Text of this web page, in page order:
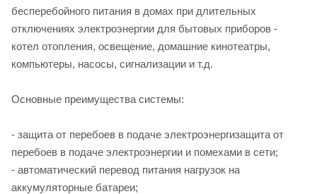
бесперебойного питания в домах при длительных
отключениях электроэнергии для бытовых приборов -
котел отопления, освещение, домашние кинотеатры,
компьютеры, насосы, сигнализации и т.д.
Основные преимущества системы:
- защита от перебоев в подаче электроэнергизащита от
перебоев в подаче электроэнергии и помехами в сети;
- автоматический перевод питания нагрузок на
аккумуляторные батареи;